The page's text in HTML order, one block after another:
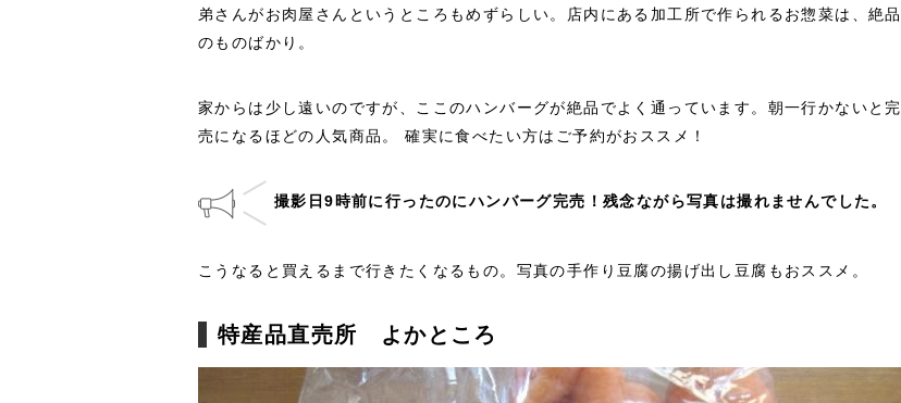
弟さんがお肉屋さんというところもめずらしい。店内にある加工所で作られるお惣菜は、絶品
のものばかり。
家からは少し遠いのですが、ここのハンバーグが絶品でよく通っています。朝一行かないと完
売になるほどの人気商品。 確実に食べたい方はご予約がおススメ！
撮影日9時前に行ったのにハンバーグ完売！残念ながら写真は撮れませんでした。
こうなると買えるまで行きたくなるもの。写真の手作り豆腐の揚げ出し豆腐もおススメ。
特産品直売所 よかところ